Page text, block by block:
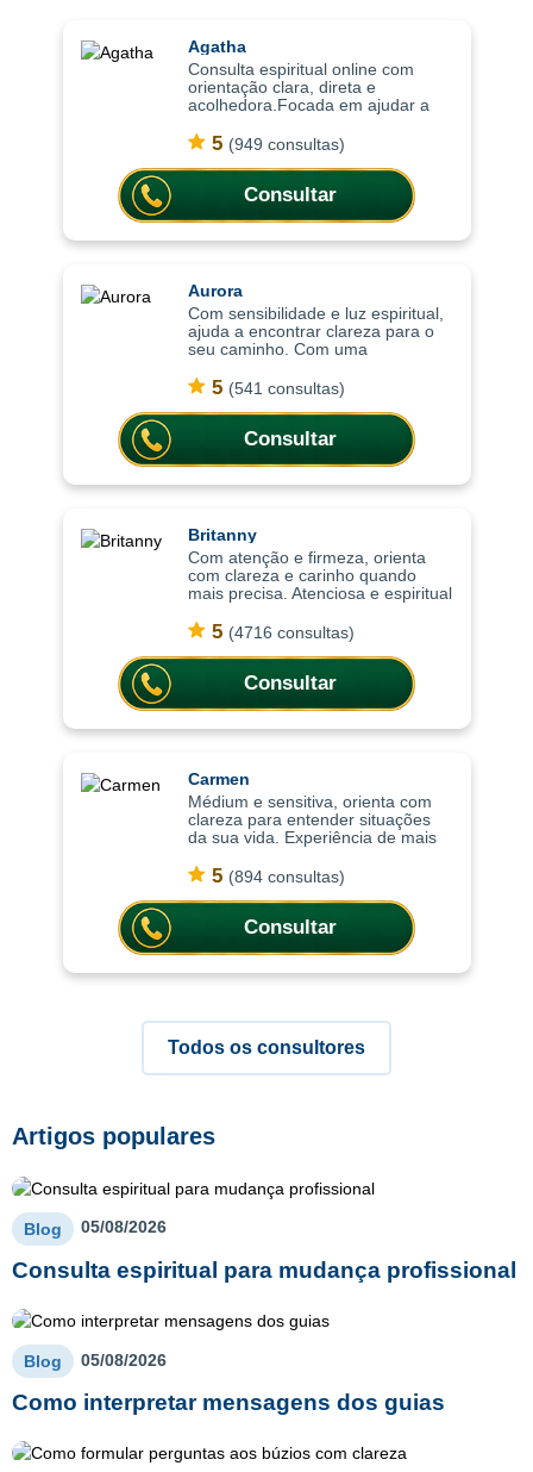
Agatha
Consulta espiritual online com
orientação clara, direta e
acolhedora.Focada em ajudar a
trazendo clareza, equilíbrio
emocional e orientação para
decisões importantes da vi
5 (949 consultas)
Consultar
Aurora
Com sensibilidade e luz espiritual,
ajuda a encontrar clareza para o
seu caminho. Com uma
consultas ajudam a compreender
situações, trazer mais leveza
emocional
5 (541 consultas)
Consultar
Britanny
Com atenção e firmeza, orienta
com clareza e carinho quando
mais precisa. Atenciosa e espiritual
consultas ajudam a compreender
situações com mais clareza,
oferecendo or
5 (4716 consultas)
Consultar
Carmen
Médium e sensitiva, orienta com
clareza para entender situações
da sua vida. Experiência de mais
práticas espirituais, as consultas
ajudam a compreender situações c
5 (894 consultas)
Consultar
Todos os consultores
Artigos populares
Blog 05/08/2026
Consulta espiritual para mudança profissional
Blog 05/08/2026
Como interpretar mensagens dos guias